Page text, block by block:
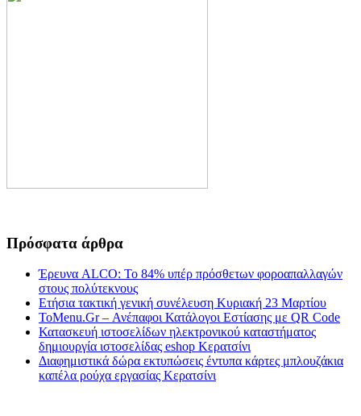
Πρόσφατα άρθρα
Έρευνα ALCO: Το 84% υπέρ πρόσθετων φοροαπαλλαγών
στους πολύτεκνους
Ετήσια τακτική γενική συνέλευση Κυριακή 23 Μαρτίου
ToMenu.Gr – Ανέπαφοι Κατάλογοι Εστίασης με QR Code
Κατασκευή ιστοσελίδων ηλεκτρονικού καταστήματος
δημιουργία ιστοσελίδας eshop Κερατσίνι
Διαφημιστικά δώρα εκτυπώσεις έντυπα κάρτες μπλουζάκια
καπέλα ρούχα εργασίας Κερατσίνι